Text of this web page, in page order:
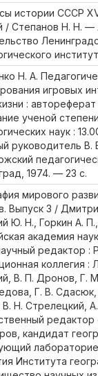
истории СССР
/ Степанов Н. Н. —
Н. А.
игровых
:
ученой
наук :
руководитель В.
1974. — 23 с.
мирового
Выпуск 3 /
Ю. Н., Горкин А.
академия
редактор :
коллегия :
В. П. Дронов, Г.
Г. В.
В. Н. Стрелецкий,
редактор
кандидат
Института